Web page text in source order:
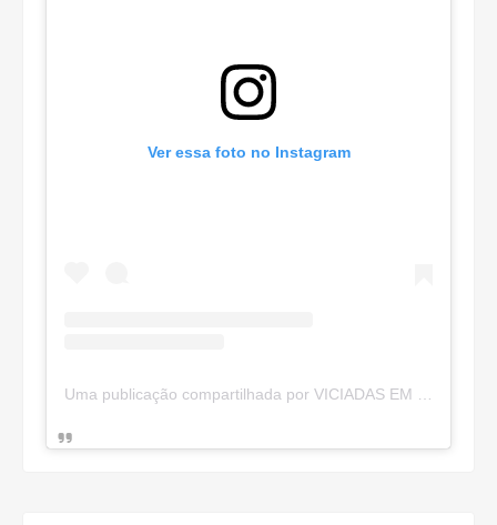
Ver essa foto no Instagram